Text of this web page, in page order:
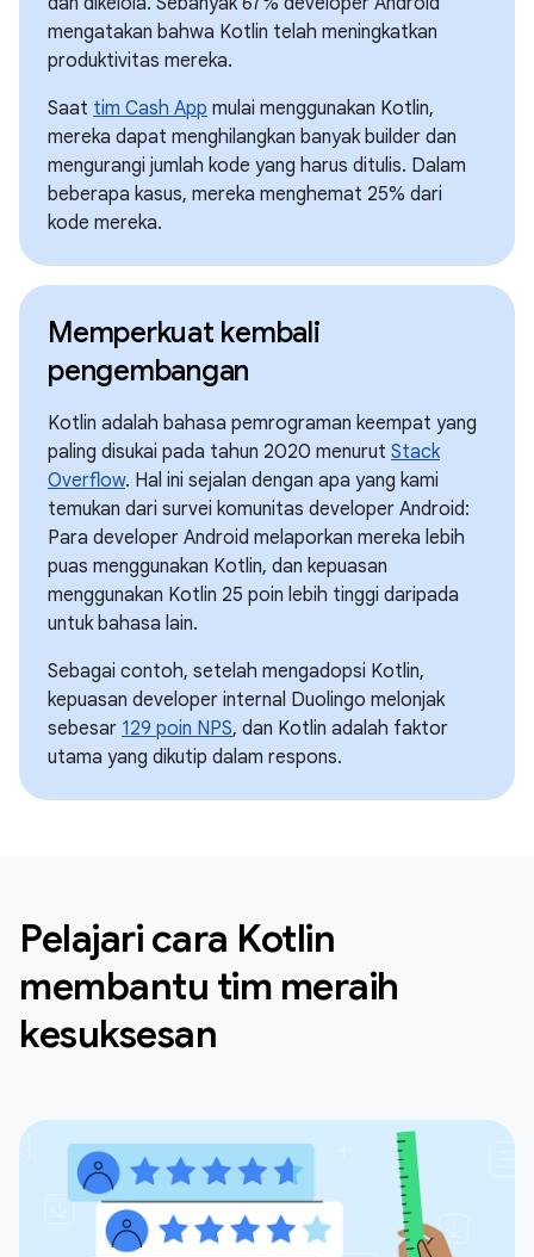
mengatakan bahwa Kotlin telah meningkatkan
produktivitas mereka.
Saat tim Cash App mulai menggunakan Kotlin,
mereka dapat menghilangkan banyak builder dan
mengurangi jumlah kode yang harus ditulis. Dalam
beberapa kasus, mereka menghemat 25% dari
kode mereka.
Memperkuat kembali
pengembangan
Kotlin adalah bahasa pemrograman keempat yang
paling disukai pada tahun 2020 menurut Stack
Overflow. Hal ini sejalan dengan apa yang kami
temukan dari survei komunitas developer Android:
Para developer Android melaporkan mereka lebih
puas menggunakan Kotlin, dan kepuasan
menggunakan Kotlin 25 poin lebih tinggi daripada
untuk bahasa lain.
Sebagai contoh, setelah mengadopsi Kotlin,
kepuasan developer internal Duolingo melonjak
sebesar 129 poin NPS, dan Kotlin adalah faktor
utama yang dikutip dalam respons.
Pelajari cara Kotlin
membantu tim meraih
kesuksesan